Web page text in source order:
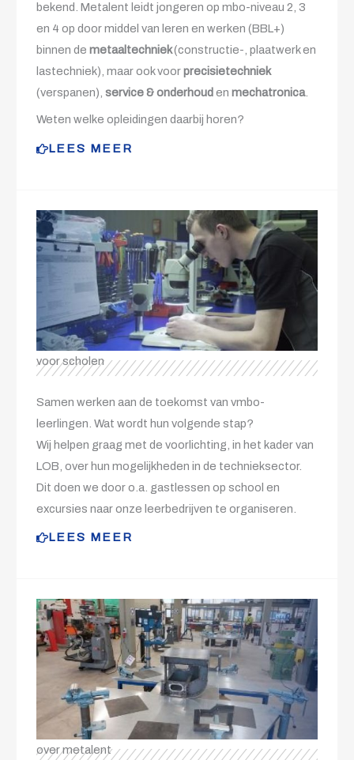
bekend. Metalent leidt jongeren op mbo-niveau 2, 3
en 4 op door middel van leren en werken (BBL+)
binnen de metaaltechniek(constructie-, plaatwerk en
lastechniek), maar ook voorprecisietechniek
(verspanen), service & onderhoud en mechatronica.
Weten welke opleidingen daarbij horen?
LEES MEER
voor scholen
Samen werken aan de toekomst van vmbo-
leerlingen. Wat wordt hun volgende stap?
Wij helpen graag met de voorlichting, in het kader van
LOB, over hun mogelijkheden in de technieksector.
Dit doen we door o.a. gastlessen op school en
excursies naar onze leerbedrijven te organiseren.
LEES MEER
over metalent